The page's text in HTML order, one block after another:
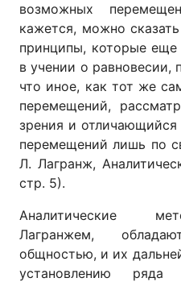
возможных
кажется, можно
принципы, которые
в учении о равновесии,
что иное, как тот же
перемещений,
зрения и
перемещений лишь по
Л. Лагранж,
стр. 5).
Аналитические
Лагранжем,
общностью, и их
установлению ряда